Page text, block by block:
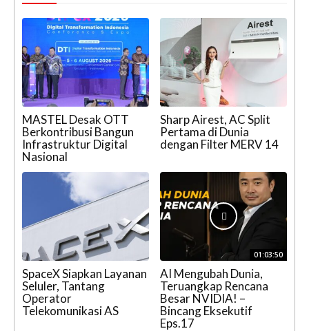
MASTEL Desak OTT
Berkontribusi Bangun
Infrastruktur Digital
Nasional
Sharp Airest, AC Split
Pertama di Dunia
dengan Filter MERV 14
SpaceX Siapkan Layanan
Seluler, Tantang
Operator
Telekomunikasi AS
01:03:50
AI Mengubah Dunia,
Teruangkap Rencana
Besar NVIDIA! –
Bincang Eksekutif
Eps.17